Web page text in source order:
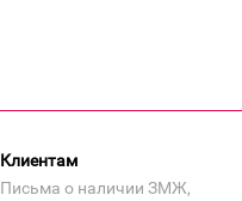
Клиентам
Письма о наличии ЗМЖ,